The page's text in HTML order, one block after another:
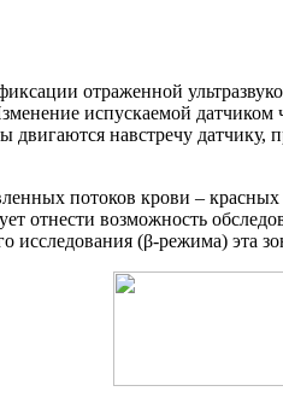
отраженной
испускаемой
навстречу
потоков крови –
отнести возможность
исследования (β-режима) эта